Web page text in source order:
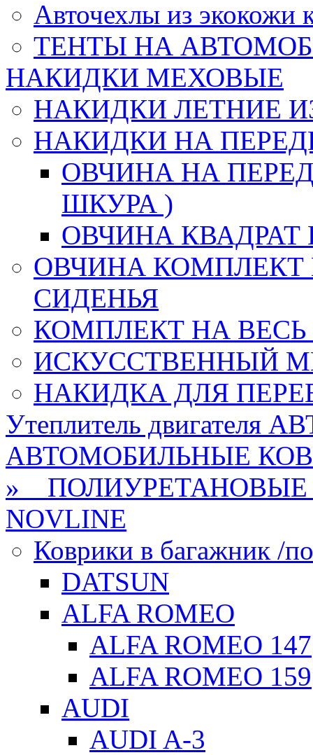
Авточехлы из
ТЕНТЫ НА
НАКИДКИ МЕХОВЫЕ
НАКИДКИ ЛЕТНИЕ
НАКИДКИ НА
ОВЧИНА НА
ШКУРА )
ОВЧИНА КВАДРАТ
ОВЧИНА КОМПЛЕКТ
СИДЕНЬЯ
КОМПЛЕКТ НА
ИСКУССТВЕННЫЙ
НАКИДКА ДЛЯ
Утеплитель двигателя
АВТОМОБИЛЬНЫЕ
» ПОЛИУРЕТАНОВЫЕ
NOVLINE
Коврики в багажник /
DATSUN
ALFA ROMEO
ALFA ROMEO 147
ALFA ROMEO 159
AUDI
AUDI A-3